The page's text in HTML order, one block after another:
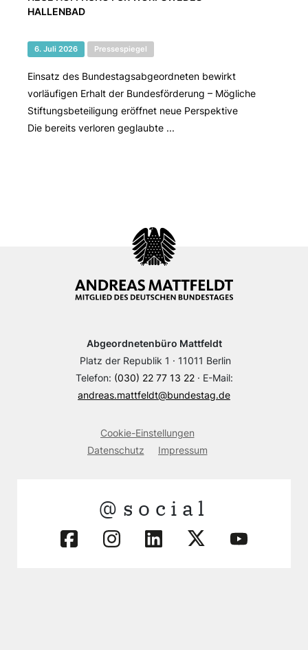
HALLENBAD
6. Juli 2026 Pressespiegel
Einsatz des Bundestagsabgeordneten bewirkt
vorläufigen Erhalt der Bundesförderung – Mögliche
Stiftungsbeteiligung eröffnet neue Perspektive
Die bereits verloren geglaubte ...
Abgeordnetenbüro Mattfeldt
Platz der Republik 1 · 11011 Berlin
Telefon: (030) 22 77 13 22· E-Mail:
andreas.mattfeldt@bundestag.de
Cookie-Einstellungen
Datenschutz
Impressum
@social